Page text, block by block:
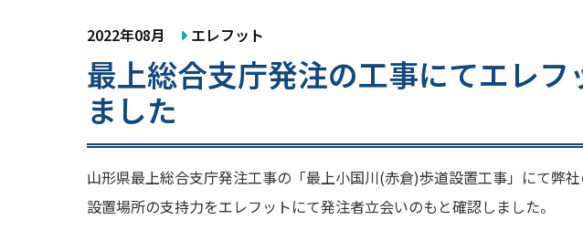
2022年08月 エレフット
最上総合支庁発注の工事にてエレ
ました
山形県最上総合支庁発注工事の「最上小国川(赤倉)歩道設置工事」にて弊
設置場所の支持力をエレフットにて発注者立会いのもと確認しました。